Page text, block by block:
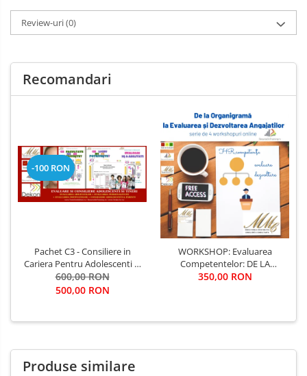
Review-uri(0)
Recomandari
-100 RON
Pachet C3 - Consiliere in
Cariera Pentru Adolescenti si
Studenti evaluare, consiliere,
indrumare
600,00 RON
500,00 RON
WORKSHOP: Evaluarea
Competentelor: DE LA
ORGANIGRAMA SI EVALUARE,
350,00 RON
Produse similare